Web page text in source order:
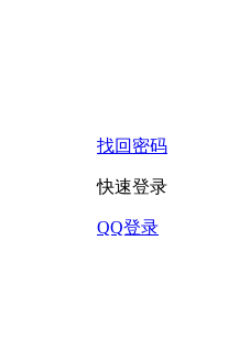
找回密码
快速登录
QQ登录